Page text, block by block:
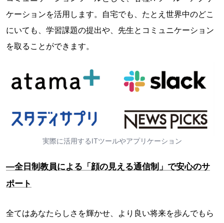
ケーションを活用します。自宅でも、たとえ世界中のどこ
にいても、学習課題の提出や、先生とコミュニケーション
を取ることができます。
実際に活用するITツールやアプリケーション
―全日制教員による「顔の見える通信制」で安心のサ
ポート
全てはあなたらしさを輝かせ、より良い将来を歩んでもら